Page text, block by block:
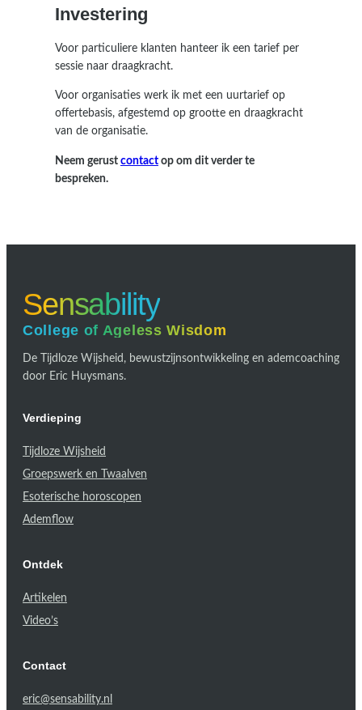
Investering
Voor particuliere klanten hanteer ik een tarief per
sessie naar draagkracht.
Voor organisaties werk ik met een uurtarief op
offertebasis, afgestemd op grootte en draagkracht
van de organisatie.
Neem gerust contact op om dit verder te
bespreken.
Sensability
College of Ageless Wisdom
De Tijdloze Wijsheid, bewustzijnsontwikkeling en ademcoaching
door Eric Huysmans.
Verdieping
Tijdloze Wijsheid
Groepswerk en Twaalven
Esoterische horoscopen
Ademflow
Ontdek
Artikelen
Video’s
Contact
eric@sensability.nl